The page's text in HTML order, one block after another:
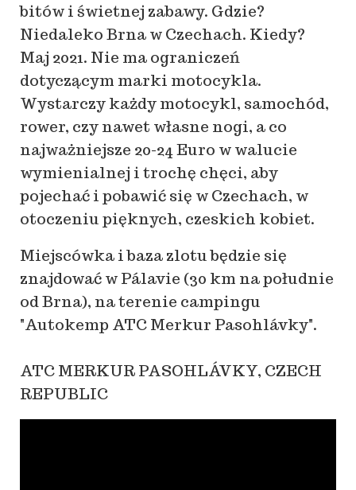
bitów i świetnej zabawy. Gdzie?
Niedaleko Brna w Czechach. Kiedy?
Maj 2021. Nie ma ograniczeń
dotyczącym marki motocykla.
Wystarczy każdy motocykl, samochód,
rower, czy nawet własne nogi, a co
najważniejsze 20-24 Euro w walucie
wymienialnej i trochę chęci, aby
pojechać i pobawić się w Czechach, w
otoczeniu pięknych, czeskich kobiet.
Miejscówka i baza zlotu będzie się
znajdować w Pálavie (30 km na południe
od Brna), na terenie campingu
"Autokemp ATC Merkur Pasohlávky".
ATC MERKUR PASOHLÁVKY, CZECH
REPUBLIC